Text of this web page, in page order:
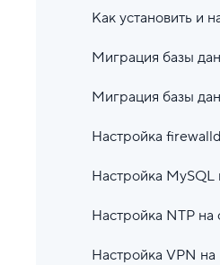
Как установить и
Настройка
Настройка NTP на
Настройка VPN